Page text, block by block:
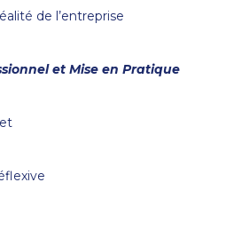
de l’entreprise
et Mise en Pratique